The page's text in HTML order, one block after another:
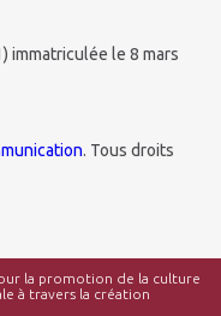
immatriculée le 8 mars
. Tous droits
la promotion de la culture
à travers la création